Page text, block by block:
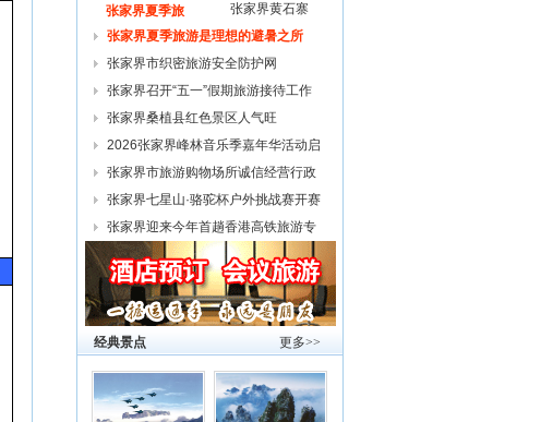
张家界夏季旅
张家界黄石寨
张家界夏季旅游是理想的避暑之所
张家界市织密旅游安全防护网
张家界召开“五一”假期旅游接待工作
复
张家界桑植县红色景区人气旺
2026张家界峰林音乐季嘉年华活动启
幕
张家界市旅游购物场所诚信经营行政
约谈
张家界七星山·骆驼杯户外挑战赛开赛
张家界迎来今年首趟香港高铁旅游专
列
更多>>
经典景点